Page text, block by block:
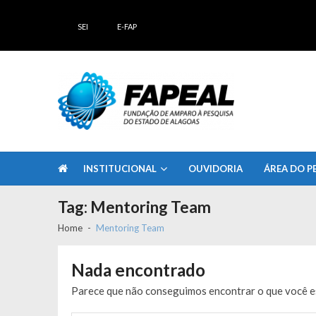
SEI E-FAP
INSTITUCIONAL OUVIDORIA ÁREA DO
Tag: Mentoring Team
Home Mentoring Team
Nada encontrado
Parece que não conseguimos encontrar o que você